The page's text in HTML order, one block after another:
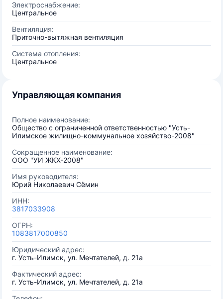
Электроснабжение:
Центральное
Вентиляция:
Приточно-вытяжная вентиляция
Система отопления:
Центральное
Управляющая компания
Полное наименование:
Общество с ограниченной ответственностью "Усть-
Илимское жилищно-коммунальное хозяйство-2008"
Сокращенное наименование:
ООО "УИ ЖКХ-2008"
Имя руководителя:
Юрий Николаевич Сёмин
ИНН:
3817033908
ОГРН:
1083817000850
Юридический адрес:
г. Усть-Илимск, ул. Мечтателей, д. 21а
Фактический адрес:
г. Усть-Илимск, ул. Мечтателей, д. 21а